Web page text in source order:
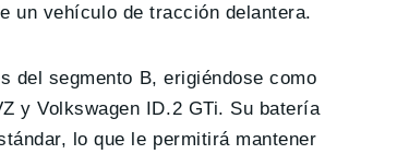
un vehículo de tracción delantera.
del segmento B, erigiéndose como
y Volkswagen ID.2 GTi. Su batería
lo que le permitirá mantener